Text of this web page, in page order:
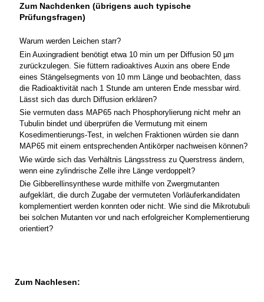
Zum Nachdenken (übrigens auch typische
Prüfungsfragen)
Warum werden Leichen starr?
Ein Auxingradient benötigt etwa 10 min um per Diffusion 50 µm
zurückzulegen. Sie füttern radioaktives Auxin ans obere Ende
eines Stängelsegments von 10 mm Länge und beobachten, dass
die Radioaktivität nach 1 Stunde am unteren Ende messbar wird.
Lässt sich das durch Diffusion erklären?
Sie vermuten dass MAP65 nach Phosphorylierung nicht mehr an
Tubulin bindet und überprüfen die Vermutung mit einem
Kosedimentierungs-Test, in welchen Fraktionen würden sie dann
MAP65 mit einem entsprechenden Antikörper nachweisen können?
Wie würde sich das Verhältnis Längsstress zu Querstress ändern,
wenn eine zylindrische Zelle ihre Länge verdoppelt?
Die Gibberellinsynthese wurde mithilfe von Zwergmutanten
aufgeklärt, die durch Zugabe der vermuteten Vorläuferkandidaten
komplementiert werden konnten oder nicht. Wie sind die Mikrotubuli
bei solchen Mutanten vor und nach erfolgreicher Komplementierung
orientiert?
Zum Nachlesen: